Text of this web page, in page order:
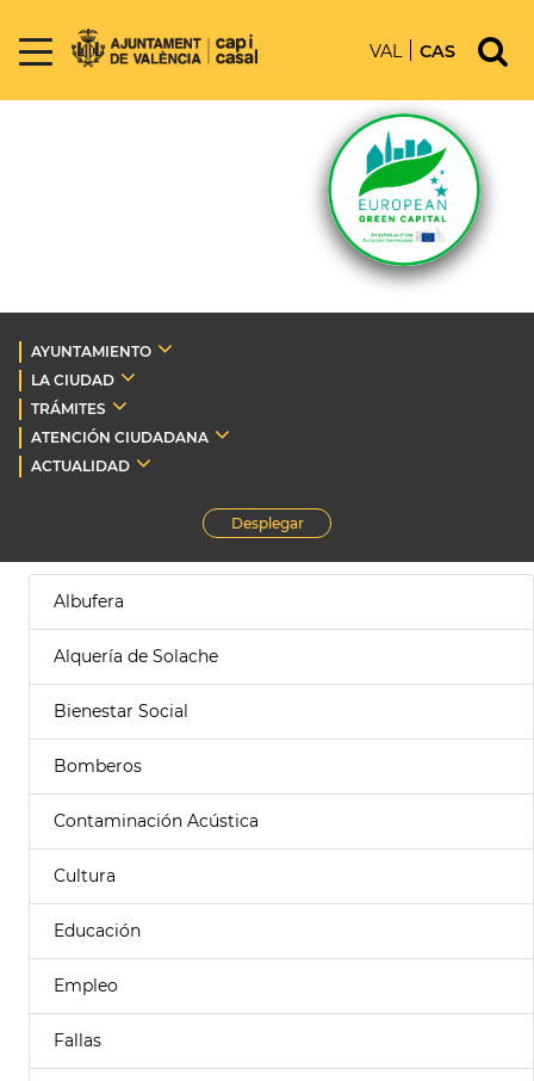
VAL CAS
AYUNTAMIENTO
LA CIUDAD
TRÁMITES
ATENCIÓN CIUDADANA
ACTUALIDAD
Desplegar
Albufera
Alquería de Solache
Bienestar Social
Bomberos
Contaminación Acústica
Cultura
Educación
Empleo
Fallas